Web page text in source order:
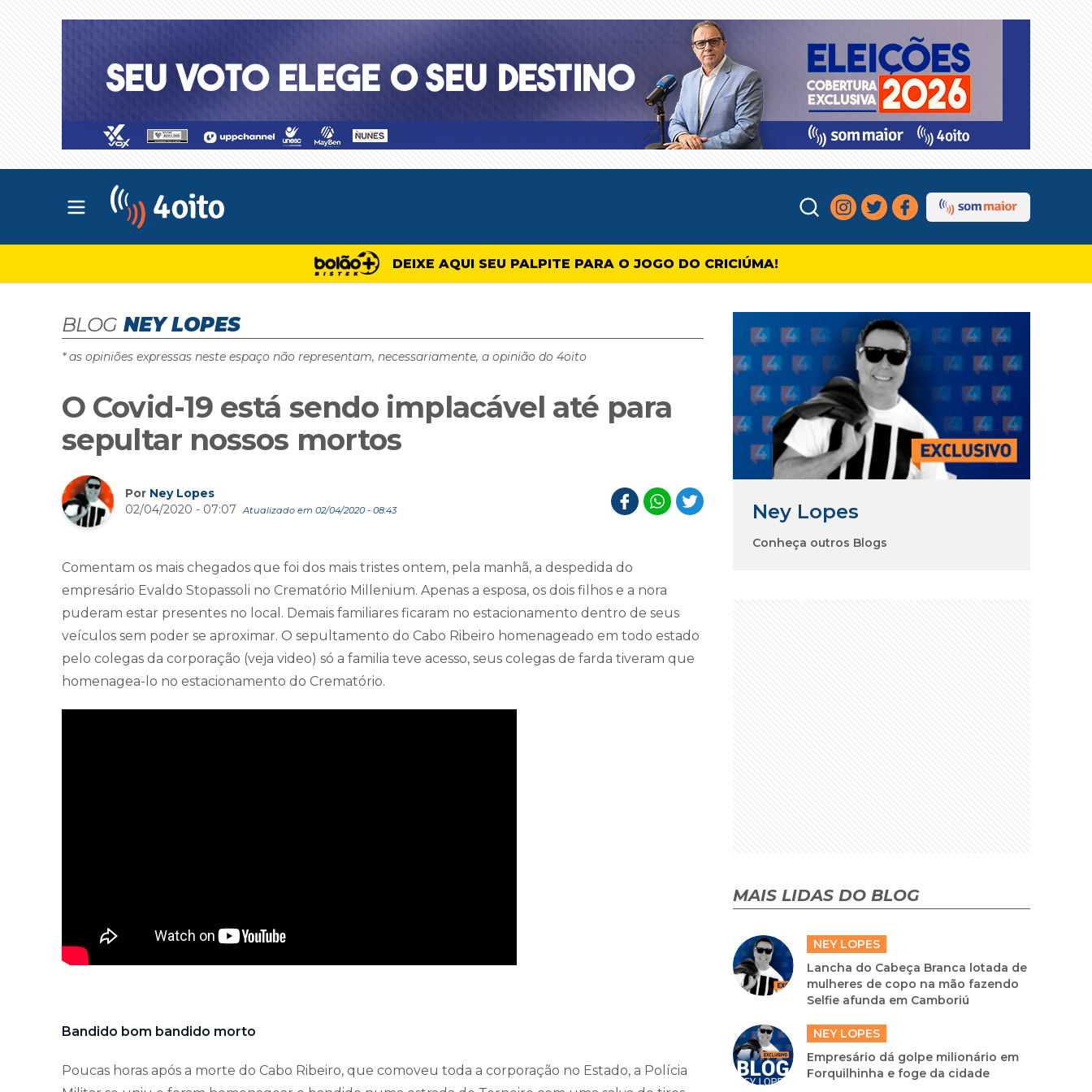
Abrir menu principal
DEIXE AQUI SEU PALPITE PARA O JOGO DO CRICIÚMA!
BLOG NEY LOPES
* as opiniões expressas neste espaço não representam, necessariamente, a opinião do 4oito
O Covid-19 está sendo implacável até para
sepultar nossos mortos
Por Ney Lopes
02/04/2020 - 07:07
Atualizado em 02/04/2020 - 08:43
Comentam os mais chegados que foi dos mais tristes ontem, pela manhã, a despedida do
empresário Evaldo Stopassoli no Crematório Millenium. Apenas a esposa, os dois filhos e a nora
puderam estar presentes no local. Demais familiares ficaram no estacionamento dentro de seus
veículos sem poder se aproximar. O sepultamento do Cabo Ribeiro homenageado em todo estado
pelo colegas da corporação (veja video) só a familia teve acesso, seus colegas de farda tiveram que
homenagea-lo no estacionamento do Crematório.
Bandido bom bandido morto
Poucas horas após a morte do Cabo Ribeiro, que comoveu toda a corporação no Estado, a Polícia
Ney Lopes
Conheça outros Blogs
MAIS LIDAS DO BLOG
NEY LOPES
Lancha do Cabeça Branca lotada de
mulheres de copo na mão fazendo
Selfie afunda em Camboriú
NEY LOPES
Empresário dá golpe milionário em
Forquilhinha e foge da cidade